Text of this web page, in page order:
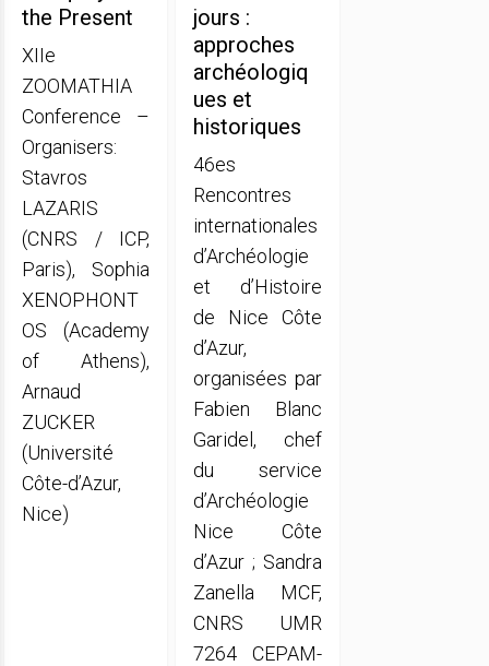
the Present
XIIe
ZOOMATHIA
Conference –
Organisers:
Stavros
LAZARIS
(CNRS / ICP,
Paris), Sophia
XENOPHONT
OS (Academy
of Athens),
Arnaud
ZUCKER
(Université
Côte-d’Azur,
Nice)
jours :
approches
archéologiq
ues et
historiques
46es
Rencontres
internationales
d’Archéologie
et d’Histoire
de Nice Côte
d’Azur,
organisées par
Fabien Blanc
Garidel, chef
du service
d’Archéologie
Nice Côte
d’Azur ; Sandra
Zanella MCF,
CNRS UMR
7264 CEPAM-